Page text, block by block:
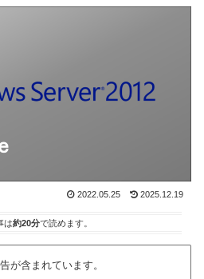
2022.05.25 2025.12.19
は約20分で読めます。
が含まれています。